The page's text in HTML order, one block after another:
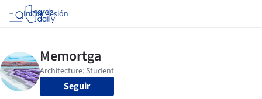
Iniciar sesión
Seguir